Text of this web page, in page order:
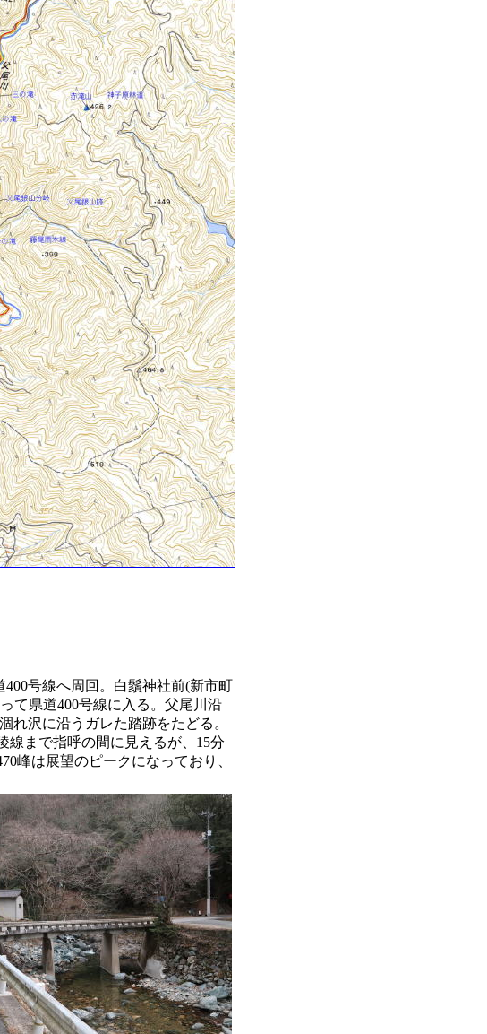
号線へ周回。白鬚神社前(新市町
て県道400号線に入る。父尾川沿
れ沢に沿うガレた踏跡をたどる。
線まで指呼の間に見えるが、15分
峰は展望のピークになっており、